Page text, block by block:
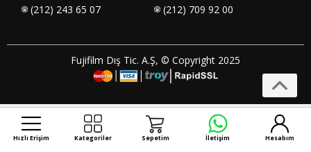
(212) 243 65 07
(212) 709 92 00
Fujifilm Dış Tic. A.Ş, © Copyright 2025
Hızlı Erişim Kategoriler Sepetim İletişim Hesabım